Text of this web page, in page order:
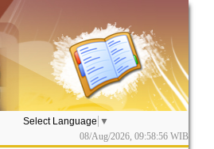
Select Language ▼
08/Aug/2026, 09:58:57 WIB